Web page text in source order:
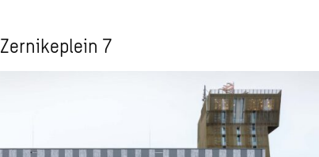
Zernikeplein 7